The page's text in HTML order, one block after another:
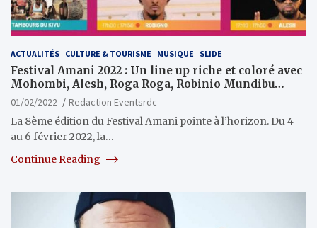
ACTUALITÉS CULTURE & TOURISME MUSIQUE SLIDE
Festival Amani 2022 : Un line up riche et coloré avec
Mohombi, Alesh, Roga Roga, Robinio Mundibu…
01/02/2022
Redaction Eventsrdc
La 8ème édition du Festival Amani pointe à l’horizon. Du 4
au 6 février 2022, la…
Continue Reading